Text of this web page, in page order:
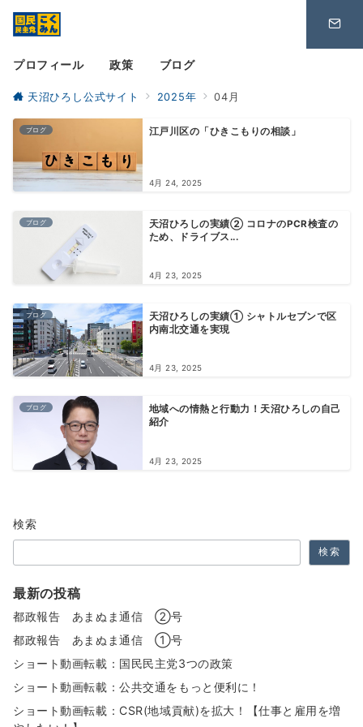
プロフィール 政策 ブログ
天沼ひろし公式サイト 2025年 04月
ブログ 江戸川区の「ひきこもりの相談」
4月 24, 2025
ブログ
天沼ひろしの実績② コロナのPCR検査の
ため、ドライブス...
4月 23, 2025
ブログ
天沼ひろしの実績① シャトルセブンで区
内南北交通を実現
4月 23, 2025
ブログ
地域への情熱と行動力！天沼ひろしの自己
紹介
4月 23, 2025
検索
検索
最新の投稿
都政報告 あまぬま通信 ②号
都政報告 あまぬま通信 ①号
ショート動画転載：国民民主党3つの政策
ショート動画転載：公共交通をもっと便利に！
ショート動画転載：CSR(地域貢献)を拡大！【仕事と雇用を増